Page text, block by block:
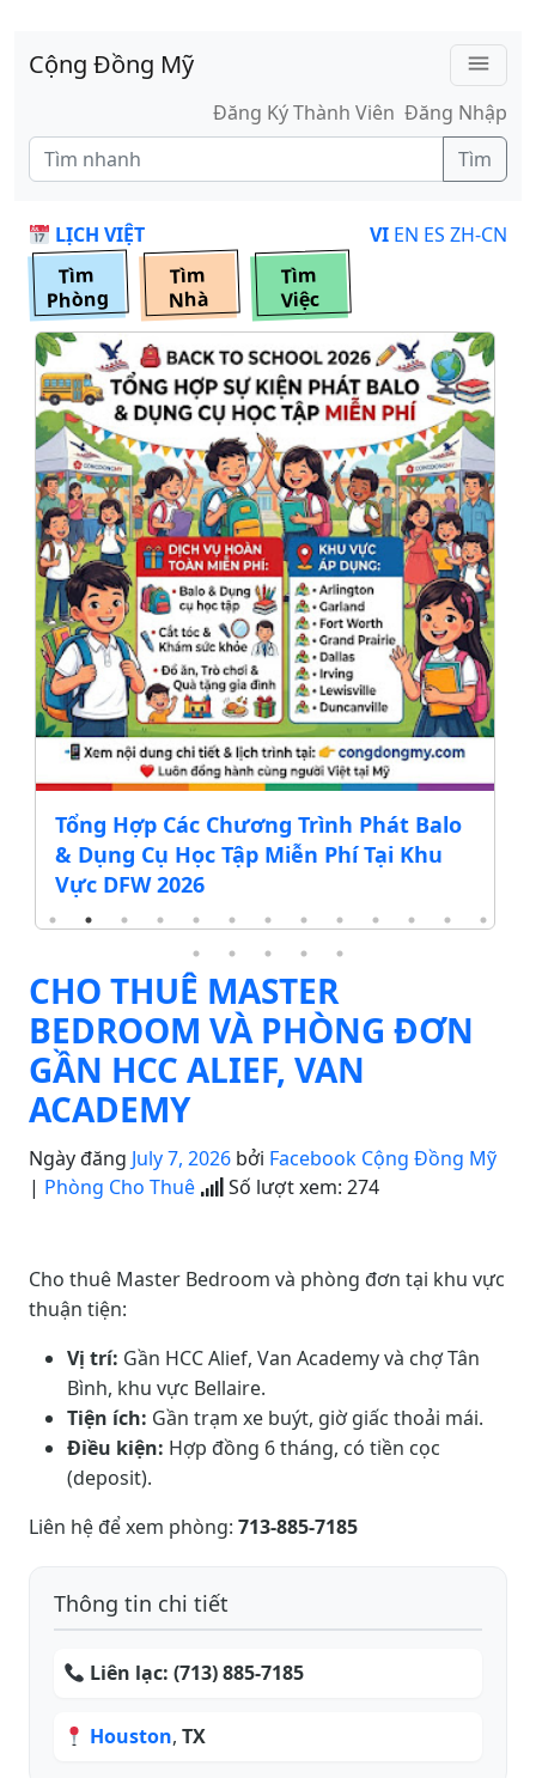
Cộng Đồng Mỹ
menu
Đăng Ký Thành Viên Đăng Nhập
Tìm
LỊCH VIỆT VI EN ES ZH-CN
Tìm
Phòng
Tìm
Nhà
Tìm
Việc
Tổng Hợp Các Chương Trình Phát Balo
& Dụng Cụ Học Tập Miễn Phí Tại Khu
Vực DFW 2026
CHO THUÊ MASTER
BEDROOM VÀ PHÒNG ĐƠN
GẦN HCC ALIEF, VAN
ACADEMY
Ngày đăng July 7, 2026 bởi Facebook Cộng Đồng Mỹ
| Phòng Cho Thuê Số lượt xem: 274
Cho thuê Master Bedroom và phòng đơn tại khu vực
thuận tiện:
Vị trí: Gần HCC Alief, Van Academy và chợ Tân
Bình, khu vực Bellaire.
Tiện ích: Gần trạm xe buýt, giờ giấc thoải mái.
Điều kiện: Hợp đồng 6 tháng, có tiền cọc
(deposit).
Liên hệ để xem phòng: 713-885-7185
Thông tin chi tiết
Liên lạc:(713) 885-7185
Houston,TX